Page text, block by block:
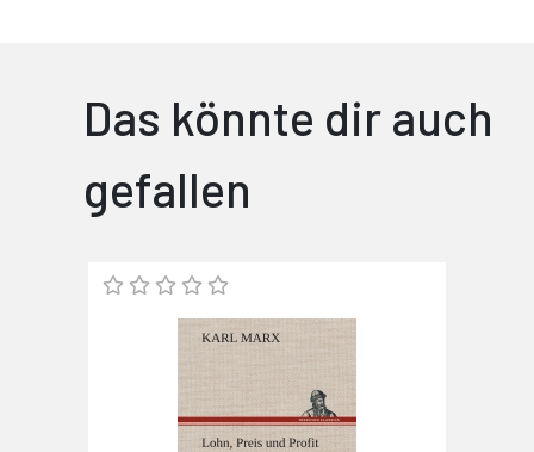
Das könnte dir auch
gefallen